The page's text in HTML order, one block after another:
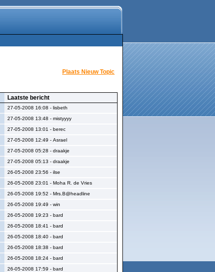
Plaats Nieuw Topic
Laatste bericht
27-05-2008 16:08 - lisbeth
27-05-2008 13:48 - mistyyyy
27-05-2008 13:01 - berec
27-05-2008 12:49 - Asrael
27-05-2008 05:28 - draakje
27-05-2008 05:13 - draakje
26-05-2008 23:56 - ilse
26-05-2008 23:01 - Moha R. de Vries
26-05-2008 19:52 - Mrs.B@headline
26-05-2008 19:49 - win
26-05-2008 19:23 - bard
26-05-2008 18:41 - bard
26-05-2008 18:40 - bard
26-05-2008 18:38 - bard
26-05-2008 18:24 - bard
26-05-2008 17:59 - bard